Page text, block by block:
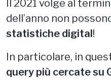
Il 2021 volge al
dell’anno non
statistiche digital!
In particolare, in
query più cercate su